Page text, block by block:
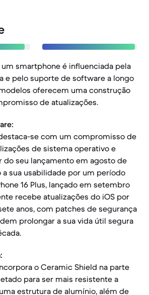
smartphone é influenciada pela
e pelo suporte de software a longo
oferecem uma construção
de atualizações.
se com um compromisso de
de sistema operativo e
do seu lançamento em agosto de
a sua usabilidade por um período
16 Plus, lançado em setembro
recebe atualizações do iOS por
anos, com patches de segurança
prolongar a sua vida útil segura
o Ceramic Shield na parte
para ser mais resistente a
estrutura de alumínio, além de